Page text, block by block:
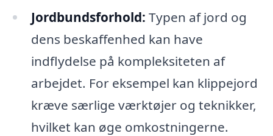
Jordbundsforhold: Typen af jord og
dens beskaffenhed kan have
indflydelse på kompleksiteten af
arbejdet. For eksempel kan klippejord
kræve særlige værktøjer og teknikker,
hvilket kan øge omkostningerne.